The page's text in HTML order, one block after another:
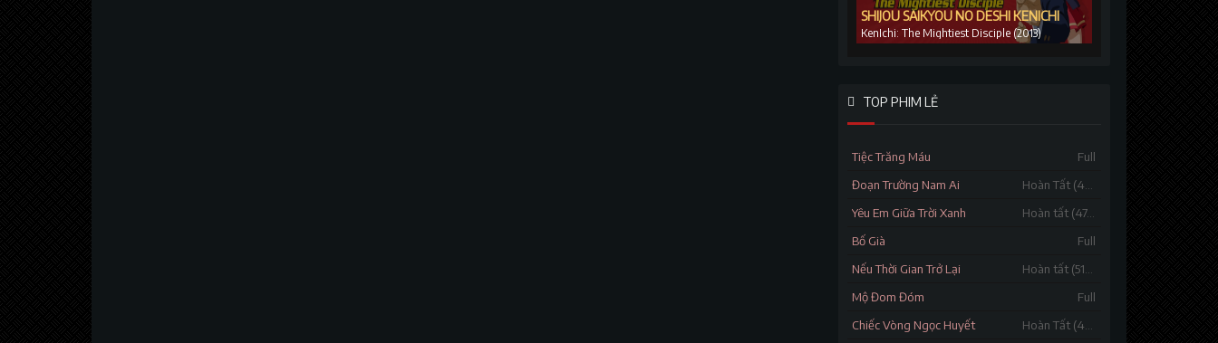
SHIJOU SAIKYOU NO DESHI KENICHI
KenIchi: The Mightiest Disciple (2013)
TOP PHIM LẺ
Tiệc Trăng Máu
Full
Đoạn Trường Nam Ai
Hoàn Tất (46/46)
Yêu Em Giữa Trời Xanh
Hoàn tất (47/47)
Bố Già
Full
Nếu Thời Gian Trở Lại
Hoàn tất (51/51)
Mộ Đom Đóm
Full
Chiếc Vòng Ngọc Huyết
Hoàn Tất (40/40)